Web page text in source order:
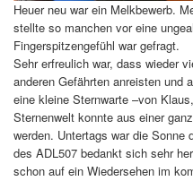
Heuer neu war ein Melkbewerb.
stellte so manchen vor eine
Fingerspitzengefühl war gefragt.
Sehr erfreulich war, dass wieder
anderen Gefährten anreisten und
eine kleine Sternwarte –von
Sternenwelt konnte aus einer
werden. Untertags war die Sonne
des ADL507 bedankt sich sehr
schon auf ein Wiedersehen im